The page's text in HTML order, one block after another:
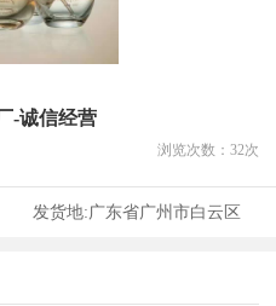
-诚信经营
浏览次数： 32次
发货地:广东省广州市白云区